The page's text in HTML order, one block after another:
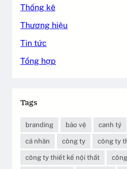
Thống kê
Thương hiệu
Tin tức
Tổng hợp
Tags
branding bảo vệ canh tý
cá nhân
công ty
công ty
công ty thiết kế nội thất